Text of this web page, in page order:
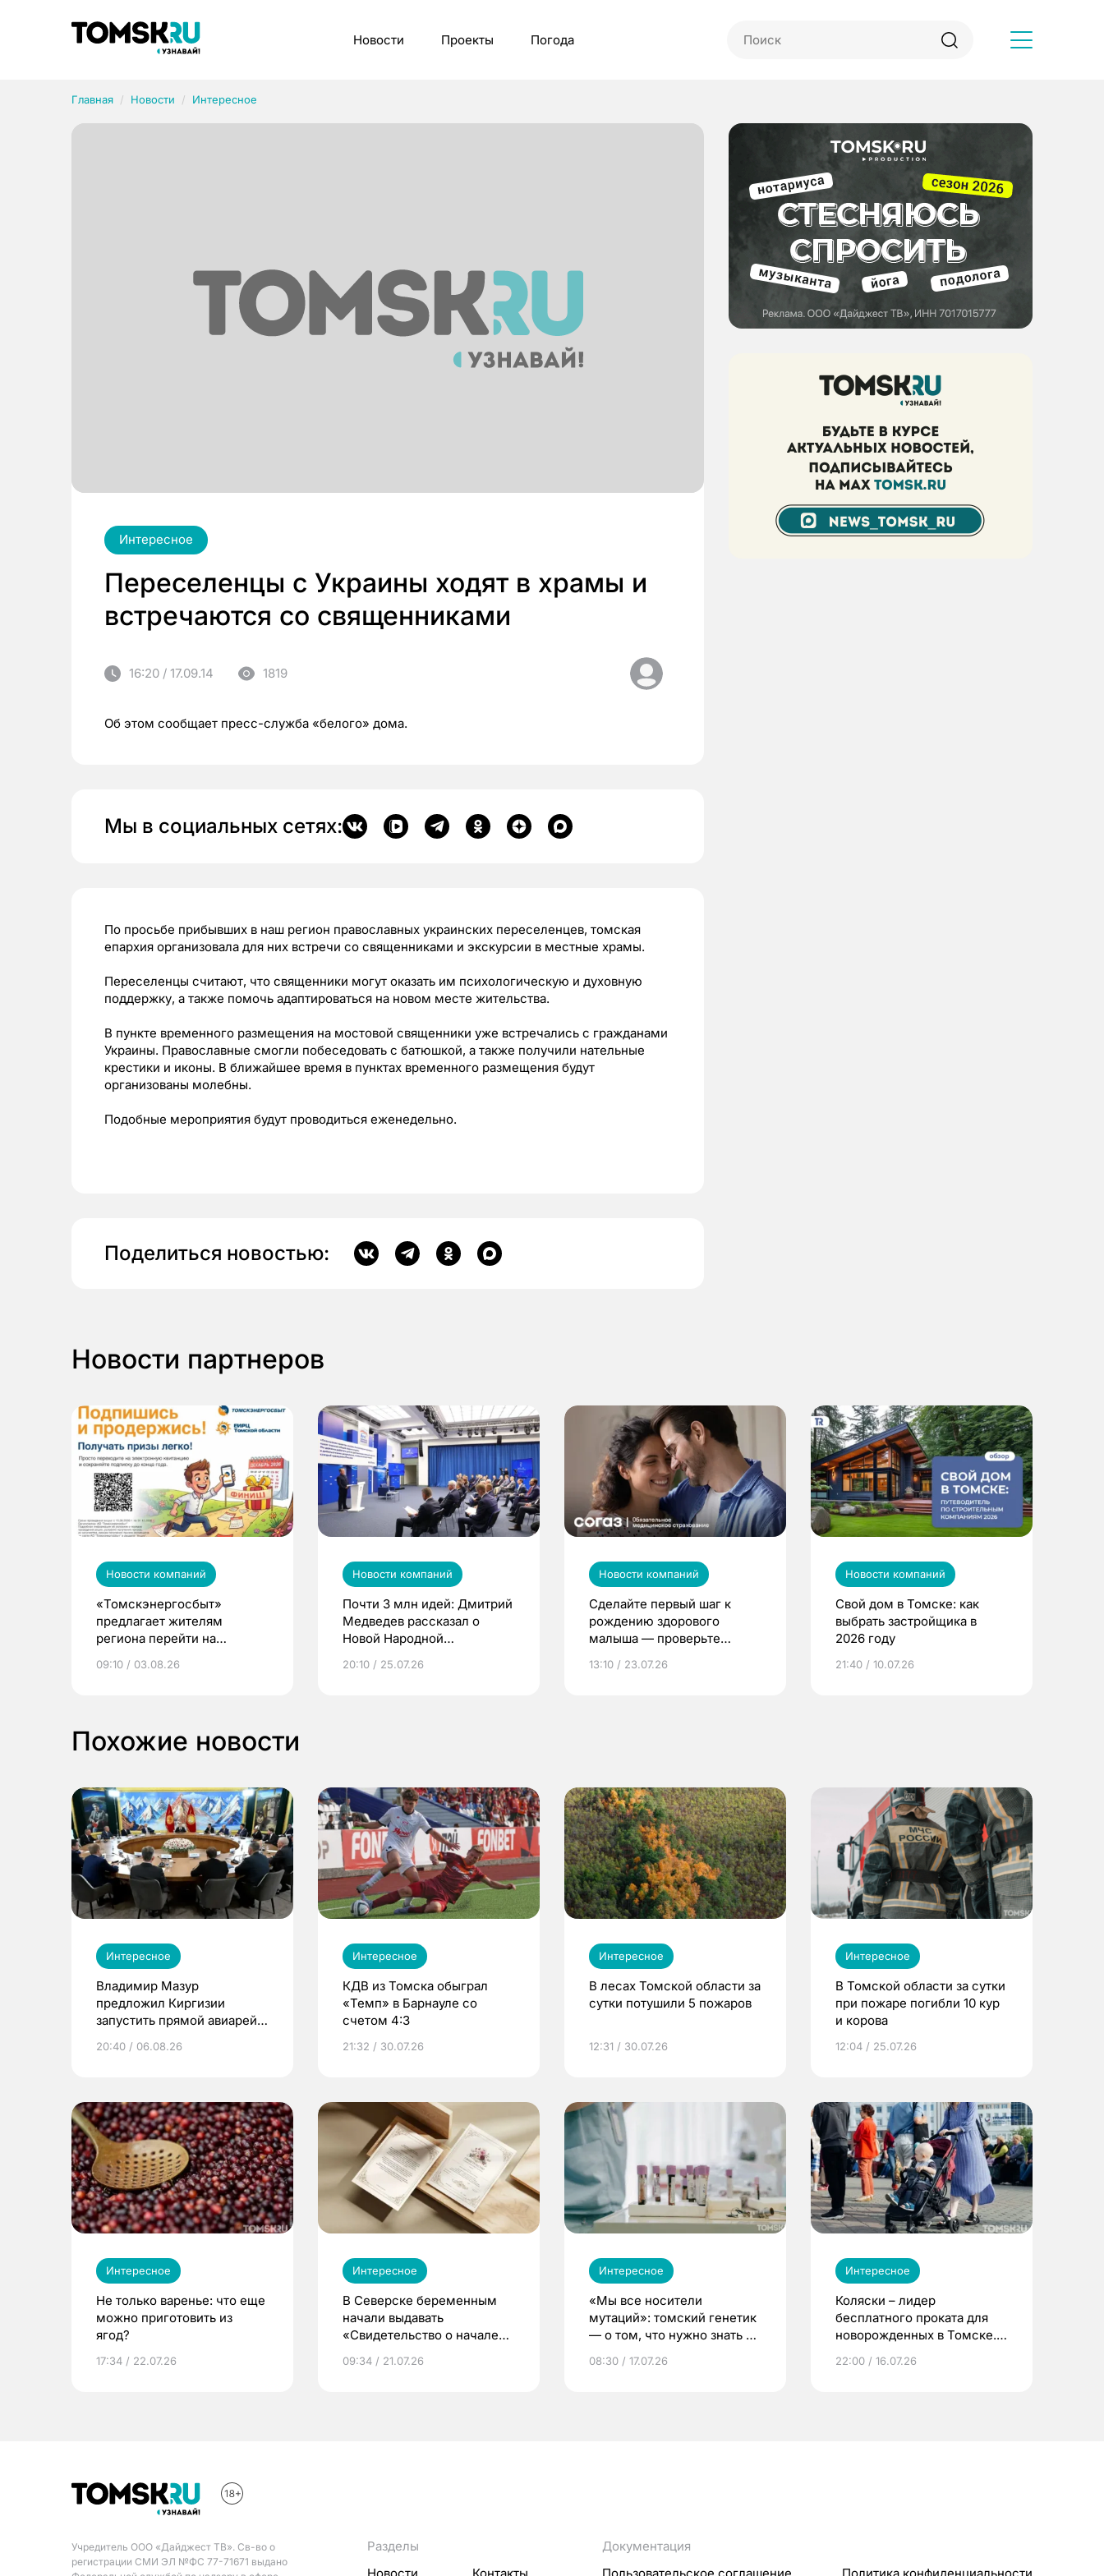
Новости Проекты Погода
Главная Новости Интересное
Интересное
Переселенцы с Украины ходят в храмы и
встречаются со священниками
16:20 / 17.09.14 1819
Об этом сообщает пресс-служба «белого» дома.
Мы в социальных сетях:
По просьбе прибывших в наш регион православных украинских переселенцев, томская
епархия организовала для них встречи со священниками и экскурсии в местные храмы.
Переселенцы считают, что священники могут оказать им психологическую и духовную
поддержку, а также помочь адаптироваться на новом месте жительства.
В пункте временного размещения на мостовой священники уже встречались с гражданами
Украины. Православные смогли побеседовать с батюшкой, а также получили нательные
крестики и иконы. В ближайшее время в пунктах временного размещения будут
организованы молебны.
Подобные мероприятия будут проводиться еженедельно.
Поделиться новостью:
Новости партнеров
Новости компаний
«Томскэнергосбыт»
предлагает жителям
региона перейти на
выиграть призы
09:10 / 03.08.26
Новости компаний
Почти 3 млн идей: Дмитрий
Медведев рассказал о
Новой Народной
20:10 / 25.07.26
Новости компаний
Сделайте первый шаг к
рождению здорового
малыша — проверьте
по ОМС!
13:10 / 23.07.26
Новости компаний
Свой дом в Томске: как
выбрать застройщика в
2026 году
21:40 / 10.07.26
Похожие новости
Интересное
Владимир Мазур
предложил Киргизии
запустить прямой авиарейс
20:40 / 06.08.26
Интересное
КДВ из Томска обыграл
«Темп» в Барнауле со
счетом 4:3
21:32 / 30.07.26
Интересное
В лесах Томской области за
сутки потушили 5 пожаров
12:31 / 30.07.26
Интересное
В Томской области за сутки
при пожаре погибли 10 кур
и корова
12:04 / 25.07.26
Интересное
Не только варенье: что еще
можно приготовить из
ягод?
17:34 / 22.07.26
Интересное
В Северске беременным
начали выдавать
«Свидетельство о начале
09:34 / 21.07.26
Интересное
«Мы все носители
мутаций»: томский генетик
— о том, что нужно знать до
08:30 / 17.07.26
Интересное
Коляски – лидер
бесплатного проката для
новорожденных в Томске.
22:00 / 16.07.26
Учредитель ООО «Дайджест ТВ». Св-во о
регистрации СМИ ЭЛ №ФС 77-71671 выдано
Разделы
Документация
Рубрики